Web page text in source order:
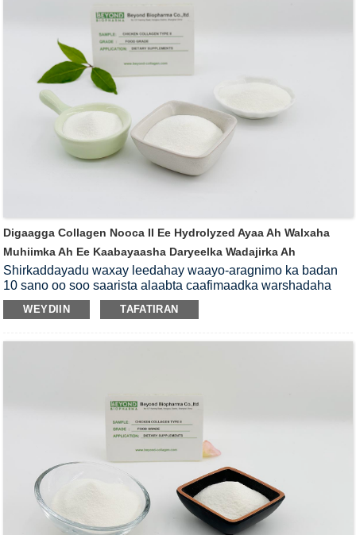
Digaagga Collagen Nooca II Ee Hydrolyzed Ayaa Ah Walxaha
Muhiimka Ah Ee Kaabayaasha Daryeelka Wadajirka Ah
Shirkaddayadu waxay leedahay waayo-aragnimo ka badan
10 sano oo soo saarista alaabta caafimaadka warshadaha
alaabta ceeriin, waxayna u dhoofisay in ka badan 50
waddan.Alaabooyinkayaga ka soo iibsashada alaabta
dib iyo shaqaale xirfadleyaal kale ayaa mas'uul ka
kala ah kalluunka, lo'da iyo ilaha digaagga.
Collagen peptides ee laga helo ilo kala duwan ayaa leh
shaqooyin kala duwan, laakiin sidoo kale waxay leeyihiin
door isku mid ah, dhammaan si ay u siiyaan dadka
nafaqooyinka lagama maarmaanka u ah jirka iyo kor u
qaadida tayada jirkooda.Iyaga ka mid ah,kolajka digaaga
hydrolyzed
peptide inta badan waxay ka shaqeysaa daryeelka
caafimaadka wadajirka ah si ay u wanaajiso dhaqdhaqaaqa
nolol maalmeedka.
WEYDIIN TAFATIRAN